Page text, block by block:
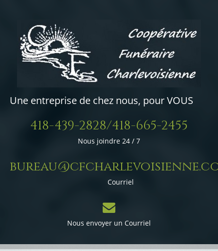
Une entreprise de chez nous, pour VOUS
418-439-2828/418-665-2455
Nous joindre 24 / 7
Courriel
Nous envoyer un Courriel